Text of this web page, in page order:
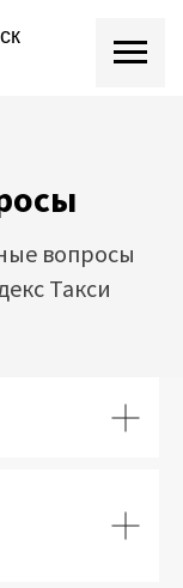
вопросы
Такси